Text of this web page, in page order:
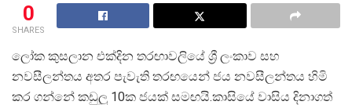
0
SHARES
ලෝක කුසලාන එක්දින තරඟාවලියේ ශ්‍රී ලංකාව සහ
නවසීලන්තය අතර පැවැති තරඟයෙන් ජය නවසීලන්තය හිමි
කර ගන්නේ කඩුලු 10ක ජයක් සමඟයි.කාසියේ වාසිය දිනාගත්